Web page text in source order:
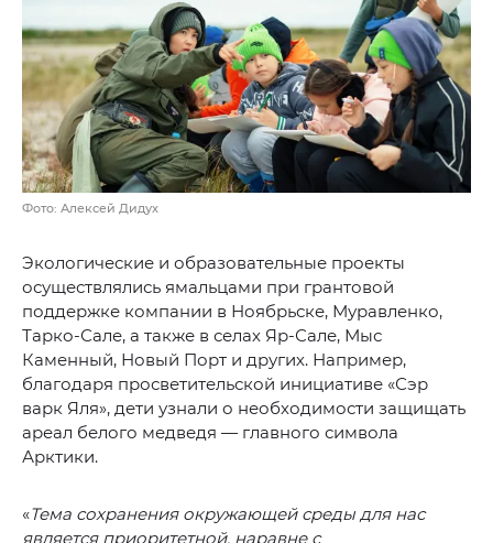
Фото: Алексей Дидух
Экологические и образовательные проекты
осуществлялись ямальцами при грантовой
поддержке компании в Ноябрьске, Муравленко,
Тарко-Сале, а также в селах Яр-Сале, Мыс
Каменный, Новый Порт и других. Например,
благодаря просветительской инициативе «Сэр
варк Яля», дети узнали о необходимости защищать
ареал белого медведя — главного символа
Арктики.
«Тема сохранения окружающей среды для нас
является приоритетной, наравне с